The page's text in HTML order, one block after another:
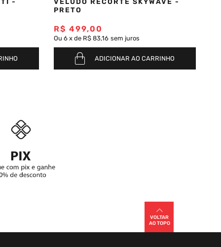
-
VELUDO RECORTE SKYWAVE -
PRETO
R$ 499,00
Ou 6 xde R$ 83,16 sem juros
ADICIONAR AO CARRINHO
VOLTAR
AO TOPO